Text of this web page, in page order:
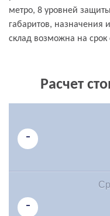
метро, 8 уровней
габаритов, назначения
склад возможна на срок
Расчет
-
-